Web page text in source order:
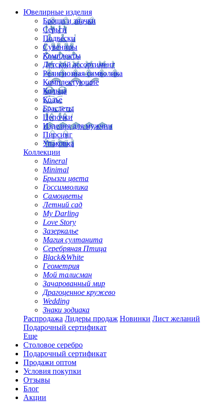
Ювелирные изделия
Броши и значки
Серьги
Подвески
Сувениры
Комплекты
Детский ассортимент
Религиозная символика
Комплектующие
Кольца
Колье
Браслеты
Цепочки
Изделия для мужчин
Пирсинг
Упаковка
Коллекции
Mineral
Minimal
Брызги цвета
Госсимволика
Самоцветы
Летний сад
My Darling
Love Story
Зазеркалье
Магия султанита
Серебряная Птица
Black&White
Геометрия
Мой талисман
Зачарованный мир
Драгоценное кружево
Wedding
Знаки зодиака
Распродажа Лидеры продаж Новинки Лист желаний
Подарочный сертификат
Еще
Столовое серебро
Подарочный сертификат
Продажи оптом
Условия покупки
Отзывы
Блог
Акции